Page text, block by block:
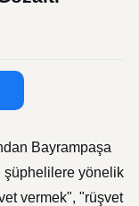
Bayrampaşa
şüphelilere yönelik
vermek", "rüşvet